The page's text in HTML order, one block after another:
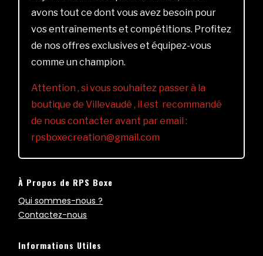
avons tout ce dont vous avez besoin pour
vos entraînements et compétitions. Profitez
de nos offres exclusives et équipez-vous
comme un champion.
Attention , si vous souhaitez passer à la
boutique de Villevaudé , il est recommandé
de nous contacter avant par email :
rpsboxecreation@gmail.com
À Propos de RPS Boxe
Qui sommes-nous ?
Contactez-nous
Informations Utiles